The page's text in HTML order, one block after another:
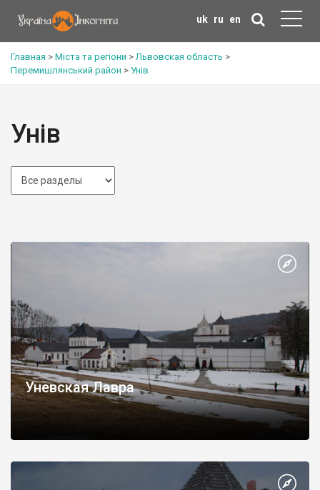
uk ru en
Главная > Міста та регіони >Львовская область >
Перемишлянський район > Унів
Унів
Уневская Лавра